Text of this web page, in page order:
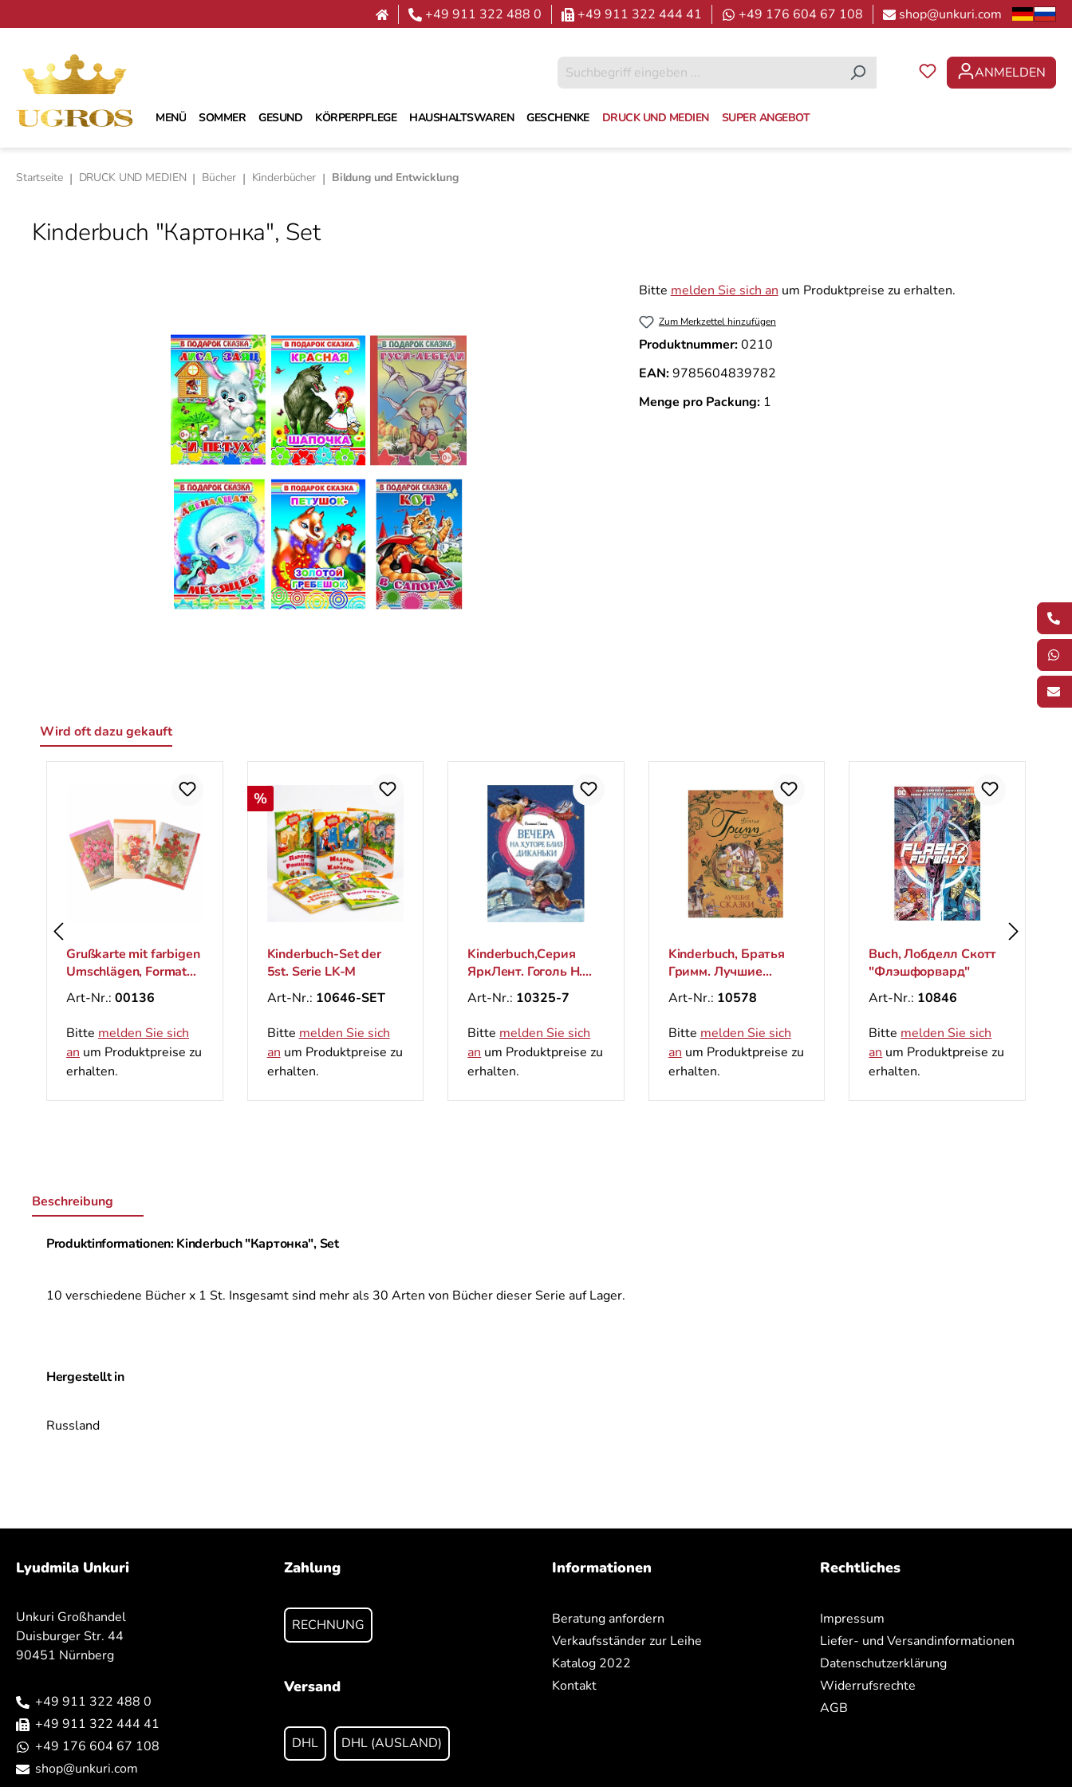
+49 911 322 488 0 +49 911 322 444 41 +49 176 604 67 108 shop@unkuri.com
DU HAST 0
ANMELDEN
MENÜ SOMMER GESUND KÖRPERPFLEGE HAUSHALTSWAREN GESCHENKE DRUCK UND MEDIEN SUPER ANGEBOT
Startseite | DRUCK UND MEDIEN | Bücher | Kinderbücher | Bildung und Entwicklung
Kinderbuch "Картонка", Set
Bitte melden Sie sich an um Produktpreise zu erhalten.
Zum Merkzettel hinzufügen
Produktnummer:0210
EAN:9785604839782
Menge pro Packung: 1
Wird oft dazu gekauft
Grußkarte mit farbigen
Umschlägen, Format
B6
Art-Nr.: 00136
Bitte melden Sie sich
an um Produktpreise zu
erhalten.
Rabatt
%
Kinderbuch-Set der
5st. Serie LK-M
Art-Nr.: 10646-SET
Bitte melden Sie sich
an um Produktpreise zu
erhalten.
Kinderbuch,Серия
ЯркЛент. Гоголь Н.
"Вечера на хуторе
близ Диканьки"
Art-Nr.: 10325-7
Bitte melden Sie sich
an um Produktpreise zu
erhalten.
Kinderbuch, Братья
Гримм. Лучшие
сказки (Великие
сказочники мира)
Art-Nr.: 10578
Bitte melden Sie sich
an um Produktpreise zu
erhalten.
Buch, Лобделл Скотт
"Флэшфорвард"
Art-Nr.: 10846
Bitte melden Sie sich
an um Produktpreise zu
erhalten.
Beschreibung
Produktinformationen: Kinderbuch "Картонка", Set
10 verschiedene Bücher x 1 St. Insgesamt sind mehr als 30 Arten von Bücher dieser Serie auf Lager.
Hergestellt in
Russland
Lyudmila Unkuri
Unkuri Großhandel
Duisburger Str. 44
90451 Nürnberg
+49 911 322 488 0
+49 911 322 444 41
+49 176 604 67 108
shop@unkuri.com
Zahlung
RECHNUNG
Versand
DHL DHL (AUSLAND)
Informationen
Beratung anfordern
Verkaufsständer zur Leihe
Katalog 2022
Kontakt
Rechtliches
Impressum
Liefer- und Versandinformationen
Datenschutzerklärung
Widerrufsrechte
AGB